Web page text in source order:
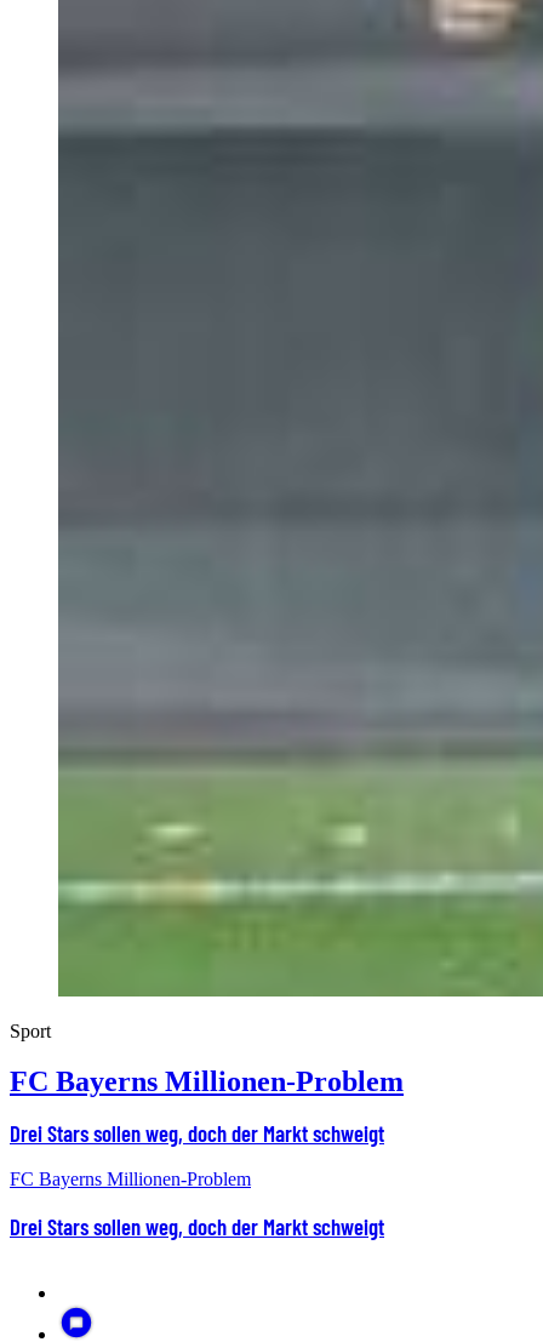
Sport
FC Bayerns Millionen-Problem
Drei Stars sollen weg, doch der Markt schweigt
FC Bayerns Millionen-Problem
Drei Stars sollen weg, doch der Markt schweigt